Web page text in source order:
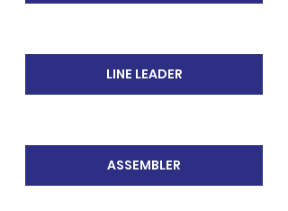
LINE LEADER
ASSEMBLER